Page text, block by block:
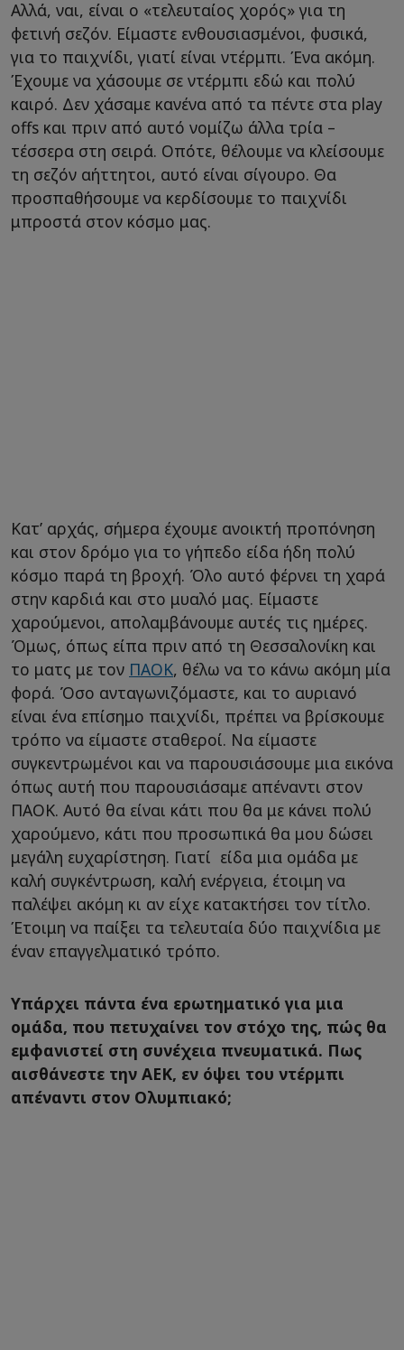
Αλλά, ναι, είναι ο «τελευταίος χορός» για τη
φετινή σεζόν. Είμαστε ενθουσιασμένοι, φυσικά,
για το παιχνίδι, γιατί είναι ντέρμπι. Ένα ακόμη.
Έχουμε να χάσουμε σε ντέρμπι εδώ και πολύ
καιρό. Δεν χάσαμε κανένα από τα πέντε στα play
offs και πριν από αυτό νομίζω άλλα τρία –
τέσσερα στη σειρά. Οπότε, θέλουμε να κλείσουμε
τη σεζόν αήττητοι, αυτό είναι σίγουρο. Θα
προσπαθήσουμε να κερδίσουμε το παιχνίδι
μπροστά στον κόσμο μας.
Κατ’ αρχάς, σήμερα έχουμε ανοικτή προπόνηση
και στον δρόμο για το γήπεδο είδα ήδη πολύ
κόσμο παρά τη βροχή. Όλο αυτό φέρνει τη χαρά
στην καρδιά και στο μυαλό μας. Είμαστε
χαρούμενοι, απολαμβάνουμε αυτές τις ημέρες.
Όμως, όπως είπα πριν από τη Θεσσαλονίκη και
το ματς με τον ΠΑΟΚ, θέλω να το κάνω ακόμη μία
φορά. Όσο ανταγωνιζόμαστε, και το αυριανό
είναι ένα επίσημο παιχνίδι, πρέπει να βρίσκουμε
τρόπο να είμαστε σταθεροί. Να είμαστε
συγκεντρωμένοι και να παρουσιάσουμε μια εικόνα
όπως αυτή που παρουσιάσαμε απέναντι στον
ΠΑΟΚ. Αυτό θα είναι κάτι που θα με κάνει πολύ
χαρούμενο, κάτι που προσωπικά θα μου δώσει
μεγάλη ευχαρίστηση. Γιατί είδα μια ομάδα με
καλή συγκέντρωση, καλή ενέργεια, έτοιμη να
παλέψει ακόμη κι αν είχε κατακτήσει τον τίτλο.
Έτοιμη να παίξει τα τελευταία δύο παιχνίδια με
έναν επαγγελματικό τρόπο.
Υπάρχει πάντα ένα ερωτηματικό για μια
ομάδα, που πετυχαίνει τον στόχο της, πώς θα
εμφανιστεί στη συνέχεια πνευματικά. Πως
αισθάνεστε την ΑΕΚ, εν όψει του ντέρμπι
απέναντι στον Ολυμπιακό;